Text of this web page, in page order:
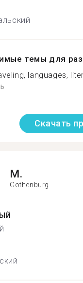
темы для
languages,
Скачать
M.
Gothenburg